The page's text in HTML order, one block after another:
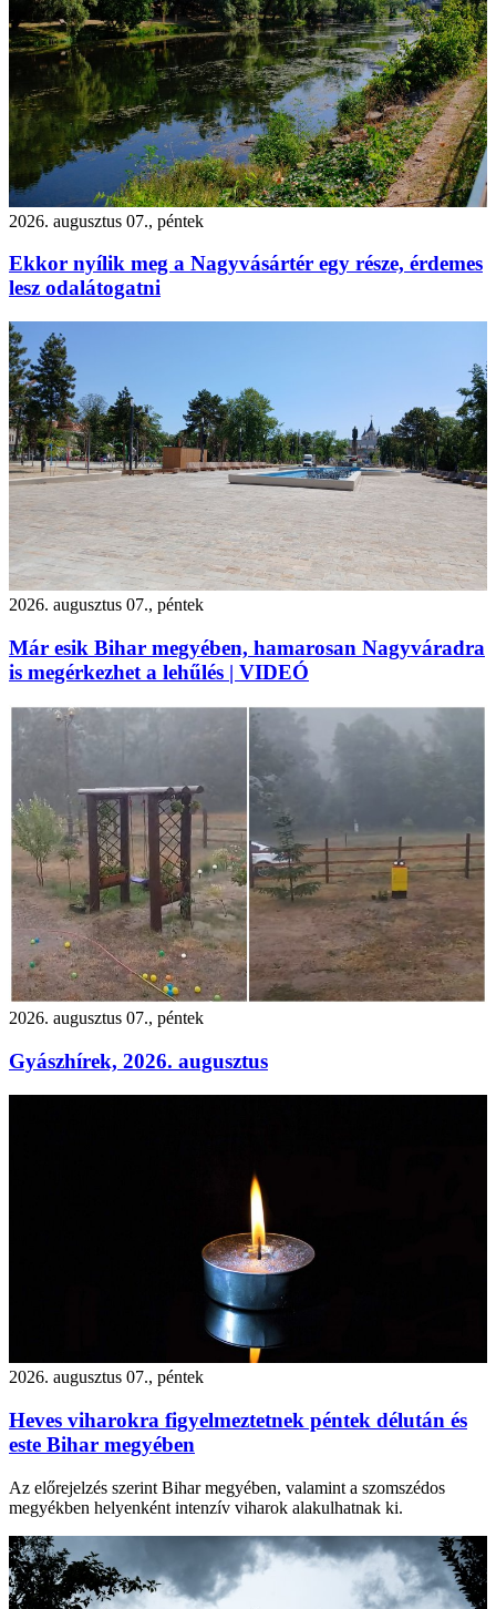
2026. augusztus 07., péntek
Ekkor nyílik meg a Nagyvásártér egy része, érdemes
lesz odalátogatni
2026. augusztus 07., péntek
Már esik Bihar megyében, hamarosan Nagyváradra
is megérkezhet a lehűlés | VIDEÓ
2026. augusztus 07., péntek
Gyászhírek, 2026. augusztus
2026. augusztus 07., péntek
Heves viharokra figyelmeztetnek péntek délután és
este Bihar megyében
Az előrejelzés szerint Bihar megyében, valamint a szomszédos
megyékben helyenként intenzív viharok alakulhatnak ki.